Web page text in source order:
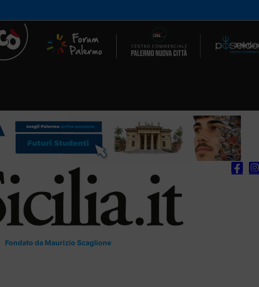
Il
Fondato da Maurizio Scaglione